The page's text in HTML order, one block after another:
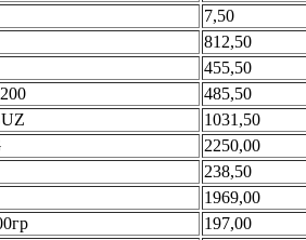
7,50
812,50
455,50
485,50
1031,50
2250,00
238,50
1969,00
197,00